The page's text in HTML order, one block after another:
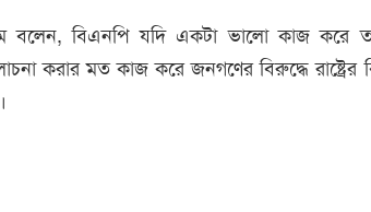
বলেন, বিএনপি যদি একটা ভালো কাজ করে
করার মত কাজ করে জনগণের বিরুদ্ধে রাষ্ট্রের